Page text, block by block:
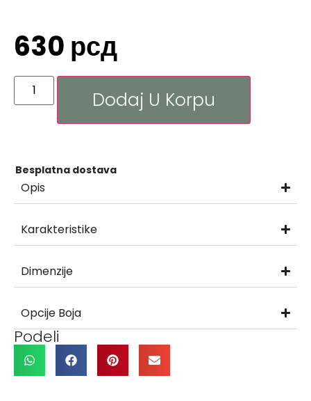
630 рсд
Dodaj U Korpu
Besplatna dostava
Opis
Karakteristike
Dimenzije
Opcije Boja
Podeli